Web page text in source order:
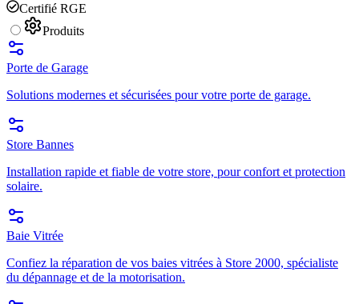
Certifié RGE
Produits
Porte de Garage
Solutions modernes et sécurisées pour votre porte de garage.
Store Bannes
Installation rapide et fiable de votre store, pour confort et protection
solaire.
Baie Vitrée
Confiez la réparation de vos baies vitrées à Store 2000, spécialiste
du dépannage et de la motorisation.